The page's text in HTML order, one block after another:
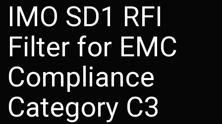
IMO SD1 RFI
Filter for EMC
Compliance
Category C3